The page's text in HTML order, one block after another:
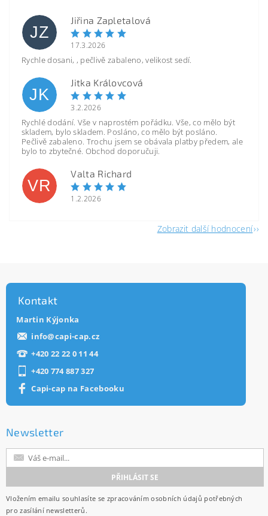
JZ
Jiřina Zapletalová
17.3.2026
Rychle dosani, , pečlivě zabaleno, velikost sedí.
JK
Jitka Královcová
3.2.2026
Rychlé dodání. Vše v naprostém pořádku. Vše, co mělo být
skladem, bylo skladem. Posláno, co mělo být posláno.
Pečlivě zabaleno. Trochu jsem se obávala platby předem, ale
bylo to zbytečné. Obchod doporučuji.
VR
Valta Richard
1.2.2026
Zobrazit další hodnocení
Kontakt
Martin Kýjonka
info@capi-cap.cz
+420 22 22 0 11 44
+420 774 887 327
Capi-cap na Facebooku
Newsletter
Vložením emailu souhlasíte se zpracováním osobních údajů potřebných
pro zasílání newsletterů.